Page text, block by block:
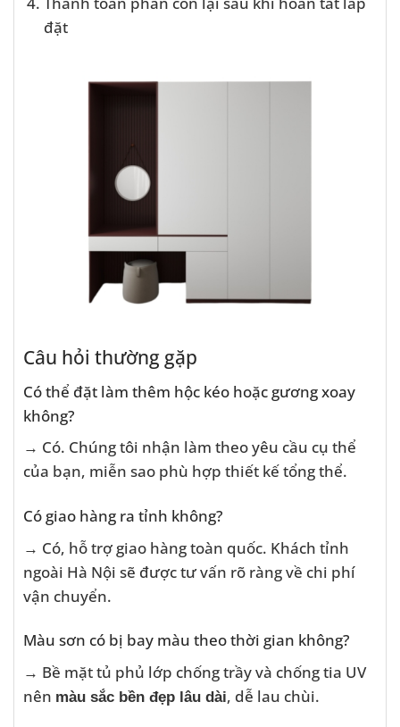
đặt
Câu hỏi thường gặp
Có thể đặt làm thêm hộc kéo hoặc gương xoay
không?
→ Có. Chúng tôi nhận làm theo yêu cầu cụ thể
của bạn, miễn sao phù hợp thiết kế tổng thể.
Có giao hàng ra tỉnh không?
→ Có, hỗ trợ giao hàng toàn quốc. Khách tỉnh
ngoài Hà Nội sẽ được tư vấn rõ ràng về chi phí
vận chuyển.
Màu sơn có bị bay màu theo thời gian không?
→ Bề mặt tủ phủ lớp chống trầy và chống tia UV
nên màu sắc bền đẹp lâu dài, dễ lau chùi.